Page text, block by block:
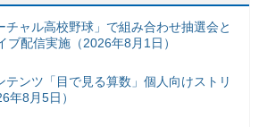
チャル高校野球」で組み合わせ抽選会と
ブ配信実施（2026年8月1日）
テンツ「目で見る算数」個人向けストリ
年8月5日）